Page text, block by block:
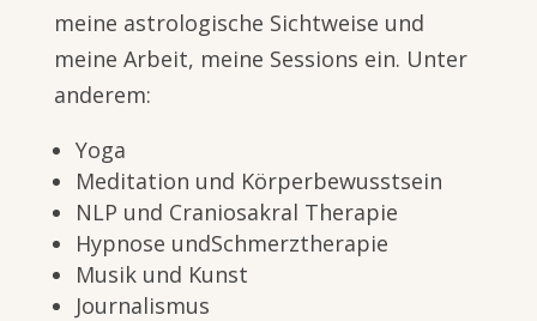
meine astrologische Sichtweise und
meine Arbeit, meine Sessions ein. Unter
anderem:
Yoga
Meditation und Körperbewusstsein
NLP und Craniosakral Therapie
Hypnose undSchmerztherapie
Musik und Kunst
Journalismus